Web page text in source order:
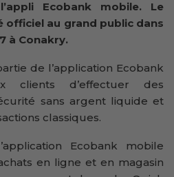
Ecobank mobile. Le
au grand public dans
à Conakry.
de l’application Ecobank
clients d’effectuer des
sans argent liquide et
classiques.
Ecobank mobile
en ligne et en magasin